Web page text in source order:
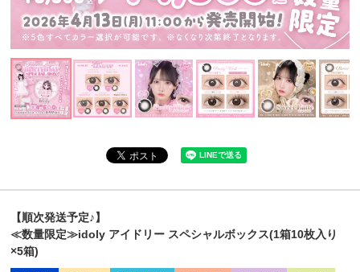
【順次発送予定♪】
≪数量限定≫idoly アイドリー スペシャルボックス(1箱10枚入り
×5箱)